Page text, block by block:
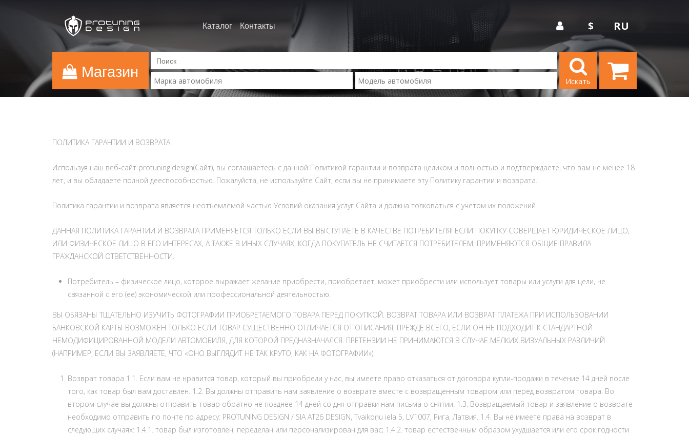
Каталог Контакты $ RU
Магазин
Искать
ПОЛИТИКА ГАРАНТИИ И ВОЗВРАТА
Используя наш веб-сайт protuning.design(Сайт), вы соглашаетесь с данной Политикой гарантии и возврата целиком и полностью и подтверждаете, что вам не менее 18
лет, и вы обладаете полной дееспособностью. Пожалуйста, не используйте Сайт, если вы не принимаете эту Политику гарантии и возврата.
Политика гарантии и возврата является неотъемлемой частью Условий оказания услуг Сайта и должна толковаться c учетом их положений.
ДАННАЯ ПОЛИТИКА ГАРАНТИИ И ВОЗВРАТА ПРИМЕНЯЕТСЯ ТОЛЬКО ЕСЛИ ВЫ ВЫСТУПАЕТЕ В КАЧЕСТВЕ ПОТРЕБИТЕЛЯ! ЕСЛИ ПОКУПКУ СОВЕРШАЕТ ЮРИДИЧЕСКОЕ ЛИЦО,
ИЛИ ФИЗИЧЕСКОЕ ЛИЦО В ЕГО ИНТЕРЕСАХ, А ТАКЖЕ В ИНЫХ СЛУЧАЯХ, КОГДА ПОКУПАТЕЛЬ НЕ СЧИТАЕТСЯ ПОТРЕБИТЕЛЕМ, ПРИМЕНЯЮТСЯ ОБЩИЕ ПРАВИЛА
ГРАЖДАНСКОЙ ОТВЕТСТВЕННОСТИ.
Потребитель – физическое лицо, которое выражает желание приобрести, приобретает, может приобрести или использует товары или услуги для цели, не
связанной с его (ее) экономической или профессиональной деятельностью.
ВЫ ОБЯЗАНЫ ТЩАТЕЛЬНО ИЗУЧИТЬ ФОТОГРАФИИ ПРИОБРЕТАЕМОГО ТОВАРА ПЕРЕД ПОКУПКОЙ. ВОЗВРАТ ТОВАРА ИЛИ ВОЗВРАТ ПЛАТЕЖА ПРИ ИСПОЛЬЗОВАНИИ
БАНКОВСКОЙ КАРТЫ ВОЗМОЖЕН ТОЛЬКО ЕСЛИ ТОВАР СУЩЕСТВЕННО ОТЛИЧАЕТСЯ ОТ ОПИСАНИЯ, ПРЕЖДЕ ВСЕГО, ЕСЛИ ОН НЕ ПОДХОДИТ К СТАНДАРТНОЙ
НЕМОДИФИЦИРОВАННОЙ МОДЕЛИ АВТОМОБИЛЯ, ДЛЯ КОТОРОЙ ПРЕДНАЗНАЧАЛСЯ. ПРЕТЕНЗИИ НЕ ПРИНИМАЮТСЯ В СЛУЧАЕ МЕЛКИХ ВИЗУАЛЬНЫХ РАЗЛИЧИЙ
(НАПРИМЕР, ЕСЛИ ВЫ ЗАЯВЛЯЕТЕ, ЧТО «ОНО ВЫГЛЯДИТ НЕ ТАК КРУТО, КАК НА ФОТОГРАФИИ»).
Возврат товара 1.1. Если вам не нравится товар, который вы приобрели у нас, вы имеете право отказаться от договора купли-продажи в течение 14 дней после
того, как товар был вам доставлен. 1.2. Вы должны отправить нам заявление о возврате вместе с возвращенным товаром или перед возвратом товара. Во
втором случае вы должны отправить товар обратно не позднее 14 дней со дня отправки нам письма о снятии. 1.3. Возвращаемый товар и заявление о возврате
необходимо отправить по почте по адресу: PROTUNING DESIGN / SIA AT26 DESIGN, Tvaikoņu iela 5, LV1007, Рига, Латвия. 1.4. Вы не имеете права на возврат в
следующих случаях: 1.4.1. товар был изготовлен, переделан или персонализирован для вас; 1.4.2. товар естественным образом ухудшается или его срок годности